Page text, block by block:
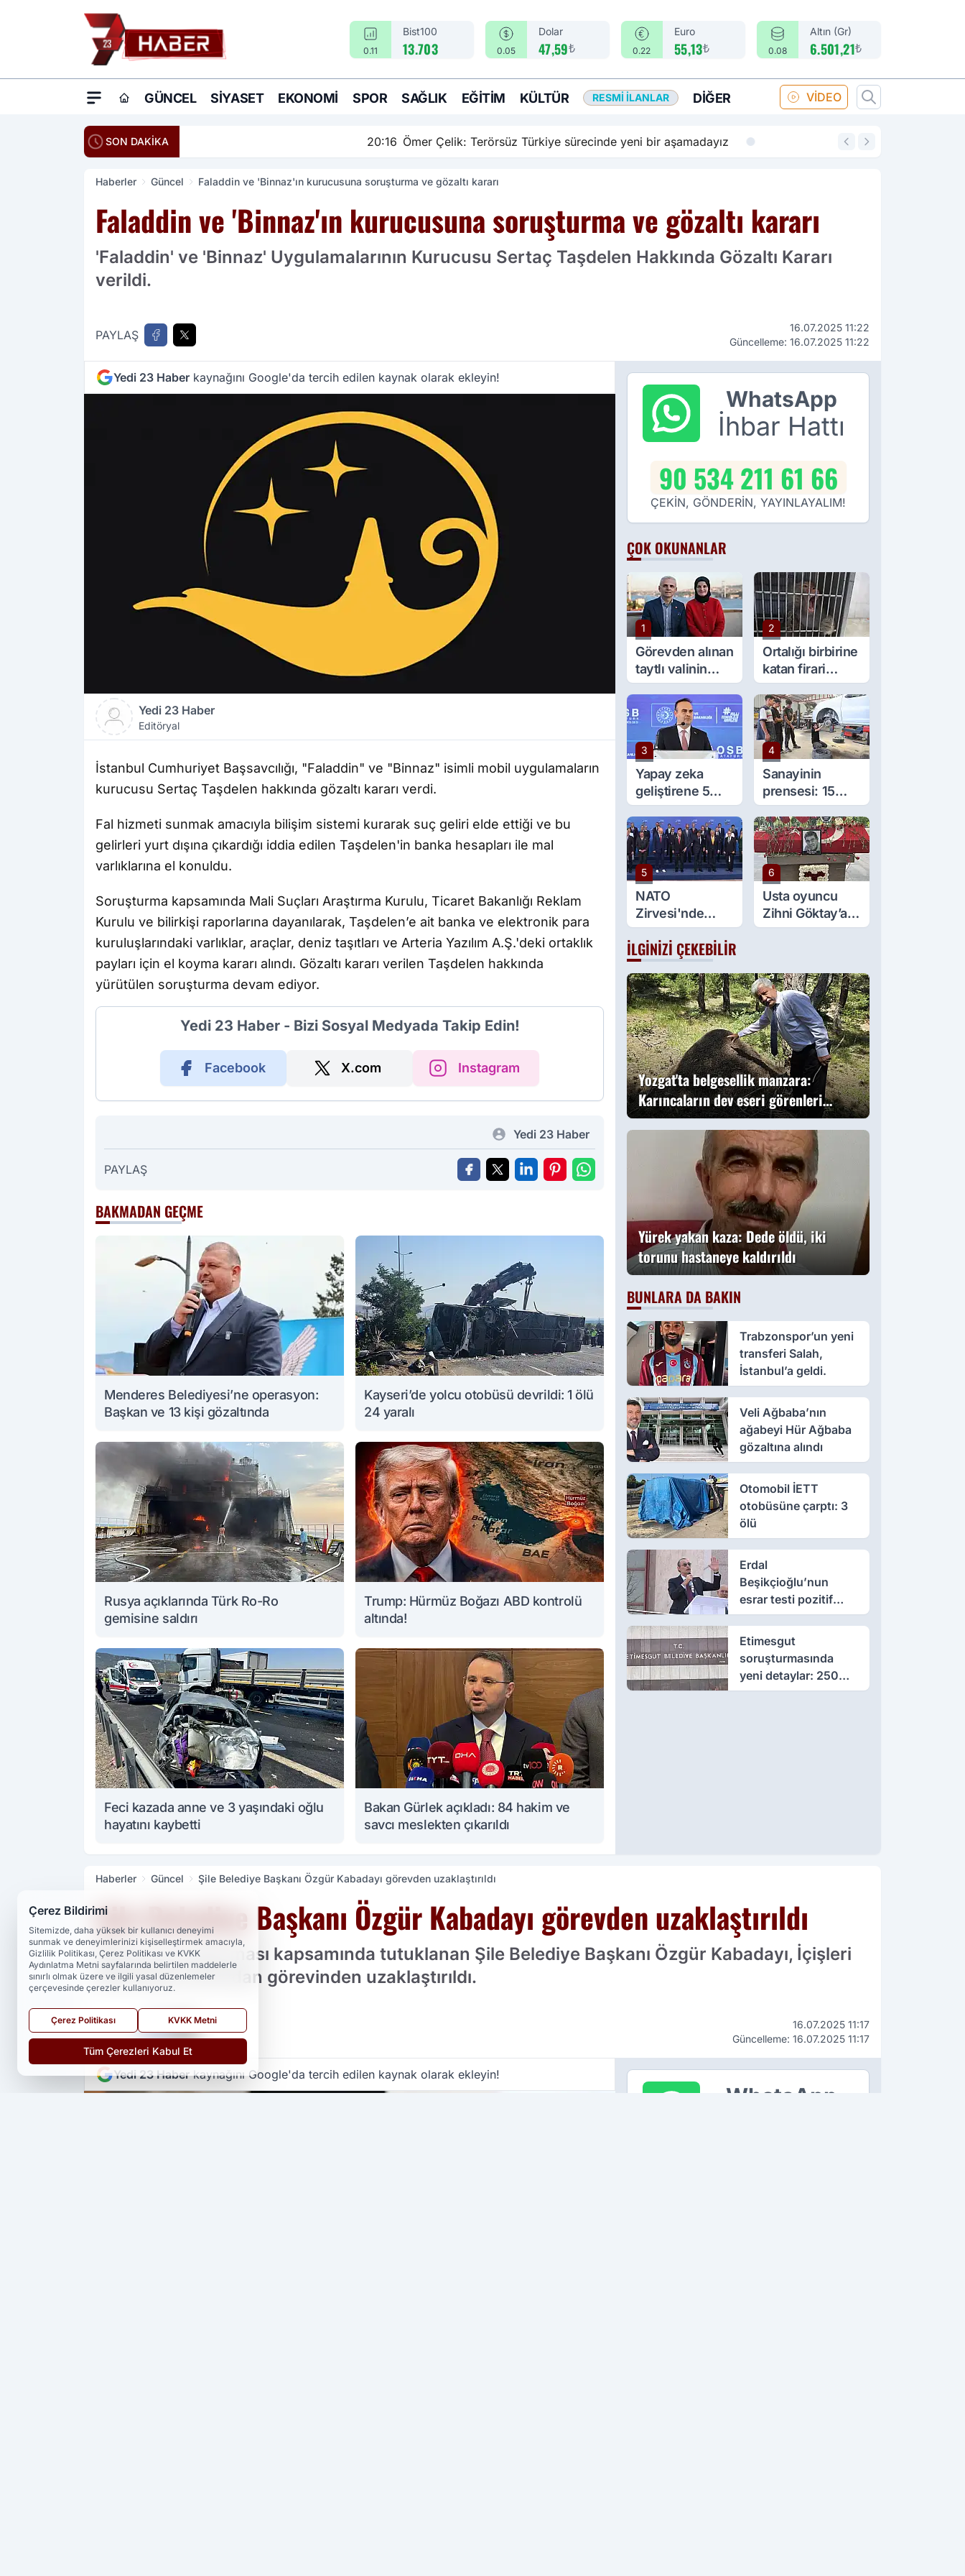
0.11
Bist100
13.703 0.05
Dolar
47,59₺ 0.22
Euro
55,13₺ 0.08
Altın (Gr)
6.501,21₺
GÜNCEL SIYASET EKONOMI SPOR SAĞLIK EĞITIM KÜLTÜR RESMI İLANLAR DIĞER VİDEO
SON DAKİKA Ömer Çelik: Terörsüz Türkiye sürecinde yeni bir aşamadayız 14:18
Haberler Güncel Faladdin ve 'Binnaz'ın kurucusuna soruşturma ve gözaltı kararı
Faladdin ve 'Binnaz'ın kurucusuna soruşturma ve gözaltı kararı
'Faladdin' ve 'Binnaz' Uygulamalarının Kurucusu Sertaç Taşdelen Hakkında Gözaltı Kararı
verildi.
PAYLAŞ
16.07.2025 11:22
Güncelleme: 16.07.2025 11:22
Yedi 23 Haber kaynağını Google'da tercih edilen kaynak olarak ekleyin!
Yedi 23 Haber
Editöryal
İstanbul Cumhuriyet Başsavcılığı, "Faladdin" ve "Binnaz" isimli mobil uygulamaların
kurucusu Sertaç Taşdelen hakkında gözaltı kararı verdi.
Fal hizmeti sunmak amacıyla bilişim sistemi kurarak suç geliri elde ettiği ve bu
gelirleri yurt dışına çıkardığı iddia edilen Taşdelen'in banka hesapları ile mal
varlıklarına el konuldu.
Soruşturma kapsamında Mali Suçları Araştırma Kurulu, Ticaret Bakanlığı Reklam
Kurulu ve bilirkişi raporlarına dayanılarak, Taşdelen’e ait banka ve elektronik para
kuruluşlarındaki varlıklar, araçlar, deniz taşıtları ve Arteria Yazılım A.Ş.'deki ortaklık
payları için el koyma kararı alındı. Gözaltı kararı verilen Taşdelen hakkında
yürütülen soruşturma devam ediyor.
Yedi 23 Haber - Bizi Sosyal Medyada Takip Edin!
Facebook X.com Instagram
Yedi 23 Haber
PAYLAŞ
BAKMADAN GEÇME
Menderes Belediyesi’ne operasyon:
Başkan ve 13 kişi gözaltında
Kayseri’de yolcu otobüsü devrildi: 1 ölü
24 yaralı
Rusya açıklarında Türk Ro-Ro
gemisine saldırı
Trump: Hürmüz Boğazı ABD kontrolü
altında!
Feci kazada anne ve 3 yaşındaki oğlu
hayatını kaybetti
Bakan Gürlek açıkladı: 84 hakim ve
savcı meslekten çıkarıldı
WhatsApp
İhbar Hattı
90 534 211 61 66
ÇEKİN, GÖNDERİN, YAYINLAYALIM!
ÇOK OKUNANLAR
1
Görevden alınan
taytlı valinin
eşine sürpriz
görev
2
Ortalığı birbirine
katan firari
maymun, kadını
yaraladı
3
Yapay zeka
geliştirene 5
milyon lira kredi
desteği
4
Sanayinin
prensesi: 15
yaşında 5 çırağı
var
5
NATO
Zirvesi'nde
gülümseten an:
Beyaz spor
ayakkabılar
gündem oldu
6
Usta oyuncu
Zihni Göktay’a
veda
İLGINIZI ÇEKEBILIR
Yozgat'ta belgesellik manzara:
Karıncaların dev eseri görenleri
büyüledi
Yürek yakan kaza: Dede öldü, iki
torunu hastaneye kaldırıldı
BUNLARA DA BAKIN
Trabzonspor’un yeni
transferi Salah,
İstanbul’a geldi.
Veli Ağbaba’nın
ağabeyi Hür Ağbaba
gözaltına alındı
Otomobil İETT
otobüsüne çarptı: 3
ölü
Erdal
Beşikçioğlu’nun
esrar testi pozitif
çıktı
Etimesgut
soruşturmasında
yeni detaylar: 250
milyon liralık rüşvet
Haberler Güncel Şile Belediye Başkanı Özgür Kabadayı görevden uzaklaştırıldı
Şile Belediye Başkanı Özgür Kabadayı görevden uzaklaştırıldı
Rüşvet soruşturması kapsamında tutuklanan Şile Belediye Başkanı Özgür Kabadayı, İçişleri
Bakanlığı tarafından görevinden uzaklaştırıldı.
PAYLAŞ
16.07.2025 11:17
Güncelleme: 16.07.2025 11:17
Yedi 23 Haberkaynağını Google'da tercih edilen kaynak olarak ekleyin!
WhatsApp
Çerez Bildirimi
Sitemizde, daha yüksek bir kullanıcı deneyimi
sunmak ve deneyimlerinizi kişiselleştirmek amacıyla,
Gizlilik Politikası, Çerez Politikası ve KVKK
Aydınlatma Metni sayfalarında belirtilen maddelerle
sınırlı olmak üzere ve ilgili yasal düzenlemeler
çerçevesinde çerezler kullanıyoruz.
Çerez Politikası KVKK Metni
Tüm Çerezleri Kabul Et